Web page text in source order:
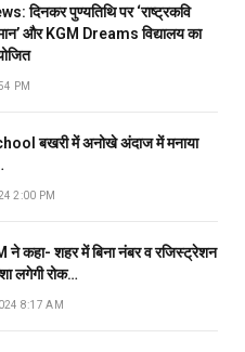
दिनकर पुण्यतिथि पर ‘राष्ट्रकवि
और KGM Dreams विद्यालय का
PM
बखरी में अनोखे अंदाज में मनाया
2:00 PM
ने कहा- शहर में बिना नंबर व रजिस्ट्रेशन
लगेगी रोक…
8:17 AM